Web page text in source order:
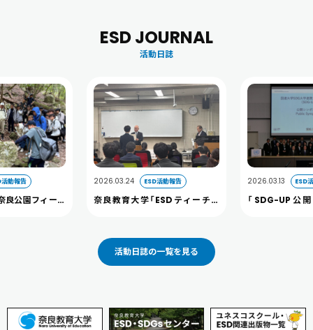
ESD JOURNAL
活動日誌
活動報告
良公園フィール
2026.03.24 ESD活動報告
奈良教育大学「ESDティーチャ
2026.03.13 ESD
「SDG-UP公
活動日誌の一覧を見る